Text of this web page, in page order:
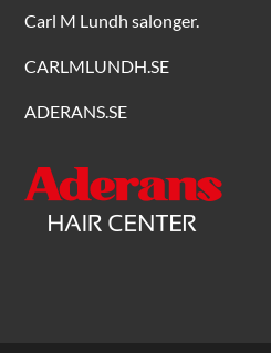
Carl M Lundh salonger.
CARLMLUNDH.SE
ADERANS.SE